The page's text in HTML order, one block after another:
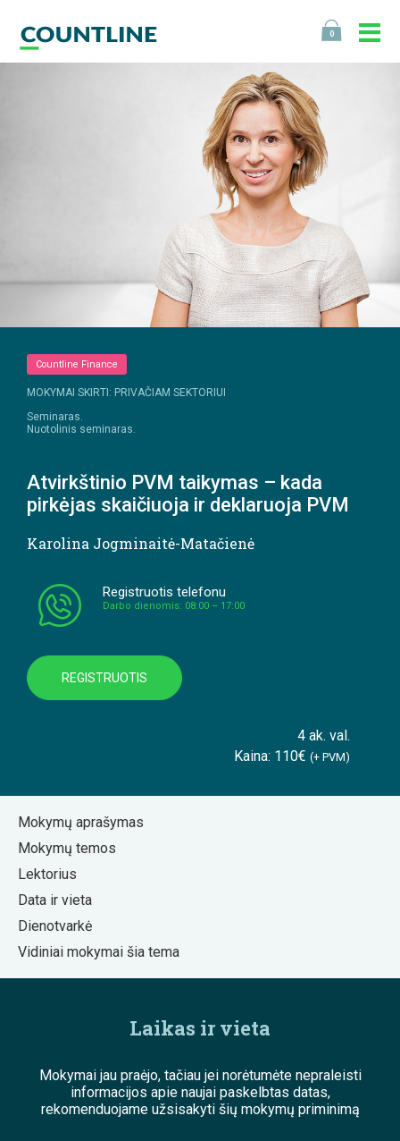
0
Countline Finance
MOKYMAI SKIRTI: PRIVAČIAM SEKTORIUI
Seminaras.
Nuotolinis seminaras.
Atvirkštinio PVM taikymas – kada
pirkėjas skaičiuoja ir deklaruoja PVM
Karolina Jogminaitė-Matačienė
Registruotis telefonu
Darbo dienomis: 08:00 – 17:00
REGISTRUOTIS
4 ak. val.
Kaina: 110€ (+ PVM)
Mokymų aprašymas
Mokymų temos
Lektorius
Data ir vieta
Dienotvarkė
Vidiniai mokymai šia tema
Laikas ir vieta
Mokymai jau praėjo, tačiau jei norėtumėte nepraleisti
informacijos apie naujai paskelbtas datas,
rekomenduojame užsisakyti šių mokymų priminimą